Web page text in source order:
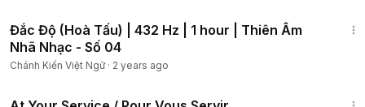
Đắc Độ (Hoà Tấu) | 432 Hz | 1 hour | Thiên Âm
Nhã Nhạc - Số 04
Chánh Kiến Việt Ngữ· 2 years ago